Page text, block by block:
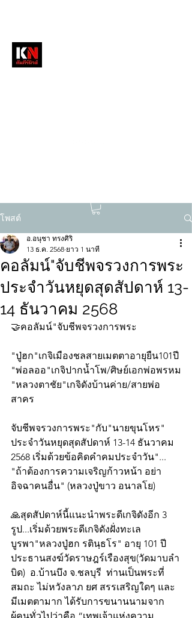
โพสต์
คอลัมน์"จับชีพจรวงการพระ
ประจำวันหยุดสุดสัปดาห์ 13-
14 ธันวาคม 2568
อ.อนุชา ทรงศิริ
13 ธ.ค. 2568 ยาว 1 นาที
🤝คอลัมน์"จับชีพจรวงการพระ
"ปู่ฮก"เกจิเมืองชลสายเมตตาอายุยืน101ปี
"พ่อลออ"เกจิปากน้ำโพ/ศิษย์เอกพ่อพรหม
"หลวงตาชัย"เกจิดังบ้านค่าย/สายพ่อ
สาคร
จับชีพจรวงการพระ"กับ"นายขุนโหร"
ประจำวันหยุดสุดสัปดาห์ 13-14 ธันวาคม
2568 เริ่มด้วยข้อคิดคำคมประจำวัน"...
"ถ้าต้องการความเจริญก้าวหน้า อย่า
อิจฉาคนอื่น" (หลวงปู่ขาว อนาลโย)
🙏สุดสัปดาห์นี้แนะนำพระดีเกจิดังอีก 3
รูป...เริ่มด้วยพระดีเกจิดังฝั่งทะเล
บูรพา"หลวงปู่ฮก รตินฺธโร" อายุ 101 ปี
ประธานสงฆ์วัดราษฎร์เรืองสุข(วัดมาบลำ
บิด)  อ.บ้านบึง จ.ชลบุรี  ท่านเป็นพระที่
สมถะ ไม่หวังลาภ ยศ สรรเสริญใดๆ และ
มีเมตตามาก ได้รับการขนานนามจาก